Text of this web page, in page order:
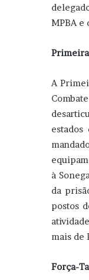
MPBA e
A
à
da
postos
mais de
Força-